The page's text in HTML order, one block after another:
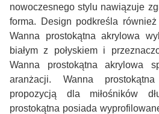
nowoczesnego stylu nawiązuje
forma. Design podkreśla
Wanna prostokątna akrylowa
białym z połyskiem i
Wanna prostokątna akrylowa
aranżacji. Wanna
propozycją dla miłośników
prostokątna posiada